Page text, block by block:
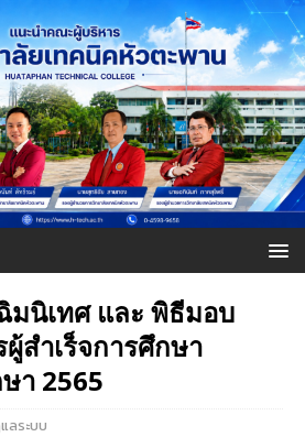
มนิเทศ และ พิธีมอบ
สำเร็จการศึกษา
า 2565
ลระบบ